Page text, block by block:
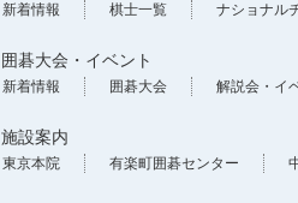
新着情報 棋士一覧 ナショナル
囲碁大会・イベント
新着情報 囲碁大会 解説会・イ
施設案内
東京本院 有楽町囲碁センター